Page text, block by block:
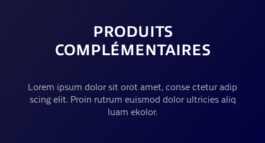
PRODUITS
COMPLÉMENTAIRES
Lorem ipsum dolor sit orot amet, conse ctetur adip
scing elit. Proin rutrum euismod dolor ultricies aliq
luam ekolor.